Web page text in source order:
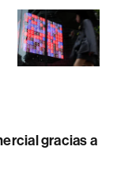
gracias a